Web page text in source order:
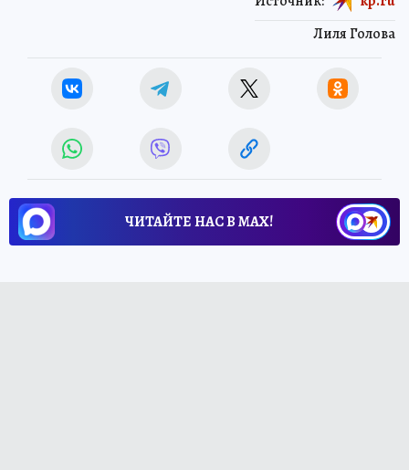
Лиля Голова
ЧИТАЙТЕ НАС В МАХ!